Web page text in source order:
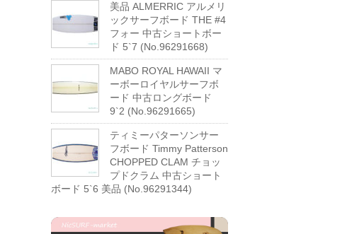
美品 ALMERRIC アルメリ
ックサーフボード THE #4
フォー 中古ショートボー
ド 5`7 (No.96291668)
MABO ROYAL HAWAII マ
ーボーロイヤルサーフボ
ード 中古ロングボード
9`2 (No.96291665)
ティミーパターソンサー
フボード Timmy Patterson
CHOPPED CLAM チョッ
プドクラム 中古ショート
ボード 5`6 美品 (No.96291344)